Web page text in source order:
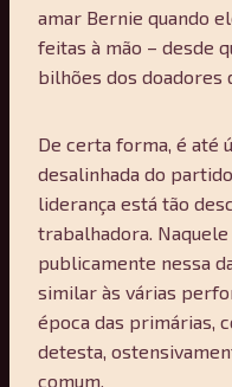
amar Bernie quando
feitas à mão – desde
bilhões dos doadores
De certa forma, é até
desalinhada do
liderança está tão
trabalhadora.
publicamente nessa
similar às várias
época das primárias,
detesta,
comum.